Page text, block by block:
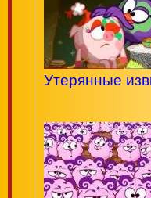
Утерянные